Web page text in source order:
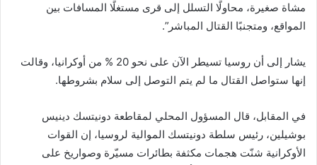
مشاة صغيرة، محاولًا التسلل إلى قرى مستغلًا المسافات بين
المواقع، ومتجنبًا القتال المباشر”.
يشار إلى أن روسيا تسيطر الآن على نحو 20 % من أوكرانيا، وقالت
إنها ستواصل القتال ما لم يتم التوصل إلى سلام بشروطها.
في المقابل، قال المسؤول المحلي لمقاطعة دونيتسك دينيس
بوشيلين، رئيس سلطة دونيتسك الموالية لروسيا، إن القوات
الأوكرانية شنّت هجمات مكثفة بطائرات مسيّرة وصواريخ على